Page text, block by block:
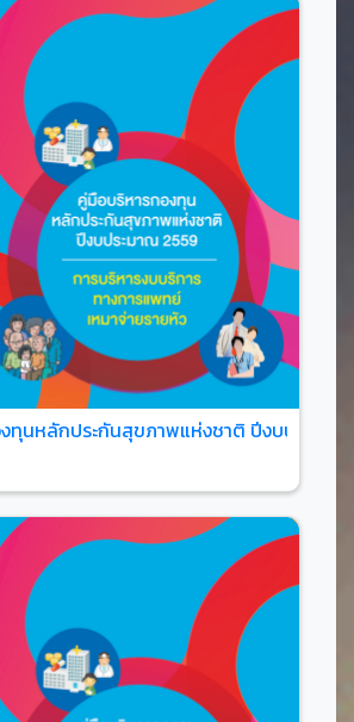
ทุนหลักประกันสุขภาพแห่งชาติ ปีงบประมาณ